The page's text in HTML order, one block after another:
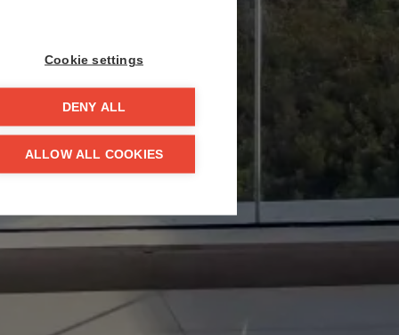
Cookie settings
DENY ALL
ALLOW ALL COOKIES